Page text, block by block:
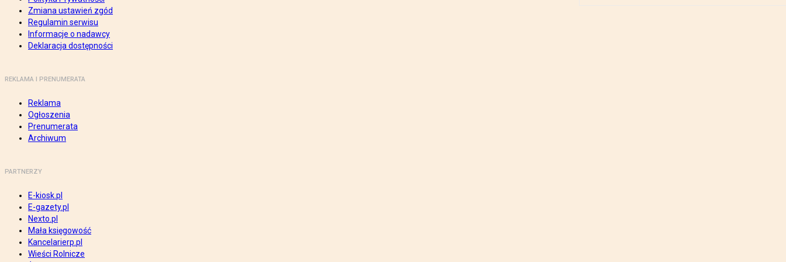
Zmiana ustawień zgód
Regulamin serwisu
Informacje o nadawcy
Deklaracja dostępności
REKLAMA I PRENUMERATA
Reklama
Ogłoszenia
Prenumerata
Archiwum
PARTNERZY
E-kiosk.pl
E-gazety.pl
Nexto.pl
Mała księgowość
Kancelarierp.pl
Wieści Rolnicze